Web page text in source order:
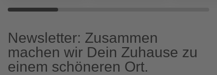
Newsletter: Zusammen
machen wir Dein Zuhause zu
einem schöneren Ort.